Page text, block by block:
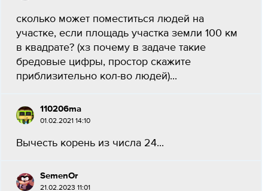
сколько может поместиться людей на
участке, если площадь участка земли 100 км
в квадрате? (хз почему в задаче такие
бредовые цифры, простор скажите
приблизительно кол-во людей)...
110206ma
01.02.2021 14:10
Вычесть корень из числа 24...
SemenOr
21.02.2023 11:01